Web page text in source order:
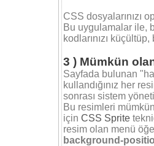
CSS dosyalarınızı
Bu uygulamalar ile,
kodlarınızı
3 ) Mümkün
Sayfada bulunan
kullandığınız her
sonrası sistem
Bu resimleri
için CSS Sprite
resim olan menü
background-